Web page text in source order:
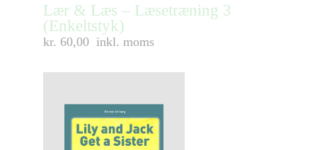
Lær & Læs – Læsetræning 3
(Enkeltstyk)
kr. 60,00 inkl. moms